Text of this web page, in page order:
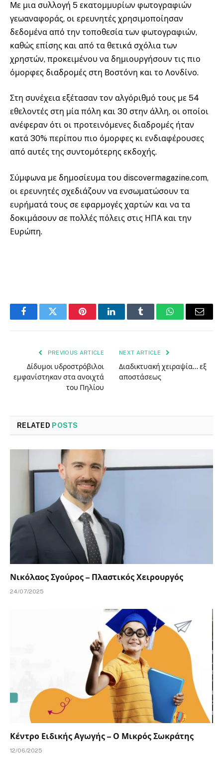
Με μια συλλογή 5 εκατομμυρίων φωτογραφιών
γεωαναφοράς, οι ερευνητές χρησιμοποίησαν
δεδομένα από την τοποθεσία των φωτογραφιών,
καθώς επίσης και από τα θετικά σχόλια των
χρηστών, προκειμένου να δημιουργήσουν τις πιο
όμορφες διαδρομές στη Βοστόνη και το Λονδίνο.
Στη συνέχεια εξέτασαν τον αλγόριθμό τους με 54
εθελοντές στη μία πόλη και 30 στην άλλη, οι οποίοι
ανέφεραν ότι οι προτεινόμενες διαδρομές ήταν
κατά 30% περίπου πιο όμορφες κι ενδιαφέρουσες
από αυτές της συντομότερης εκδοχής.
Σύμφωνα με δημοσίευμα του discovermagazine.com,
οι ερευνητές σχεδιάζουν να ενσωματώσουν τα
ευρήματά τους σε εφαρμογές χαρτών και να τα
δοκιμάσουν σε πολλές πόλεις στις ΗΠΑ και την
Ευρώπη.
FacebookTwitter PinterestLinkedInTumblr WhatsAppEmail
PREVIOUS ARTICLE
Δίδυμοι υδροστρόβιλοι
εμφανίστηκαν στα ανοιχτά
του Πηλίου
NEXT ARTICLE
Διαδικτυακή χειραψία… εξ
αποστάσεως
RELATED POSTS
Νικόλαος Σγούρος – Πλαστικός Χειρουργός
24/07/2025
Κέντρο Ειδικής Αγωγής – Ο Μικρός Σωκράτης
12/06/2025